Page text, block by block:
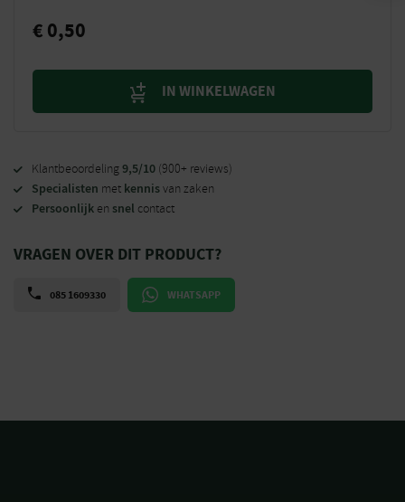
€ 0,50
IN WINKELWAGEN
Klantbeoordeling9,5/10 (900+ reviews)
Specialisten met kennisvan zaken
Persoonlijk en snel contact
VRAGEN OVER DIT PRODUCT?
085 1609330 WHATSAPP